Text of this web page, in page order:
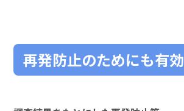
再発防止のためにも有効